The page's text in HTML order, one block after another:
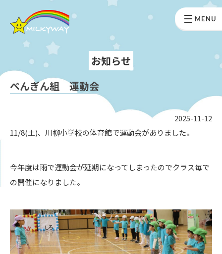
MENU
お知らせ
ぺんぎん組 運動会
2025-11-12
11/8(土)、川柳小学校の体育館で運動会がありました。
今年度は雨で運動会が延期になってしまったのでクラス毎で
の開催になりました。